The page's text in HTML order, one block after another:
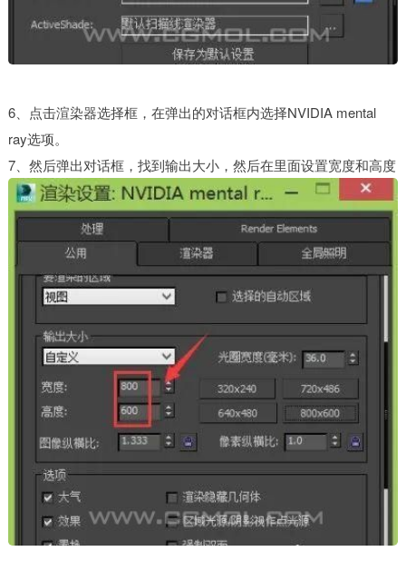
6、点击渲染器选择框，在弹出的对话框内选择NVIDIA mental
ray选项。
7、然后弹出对话框，找到输出大小，然后在里面设置宽度和高度